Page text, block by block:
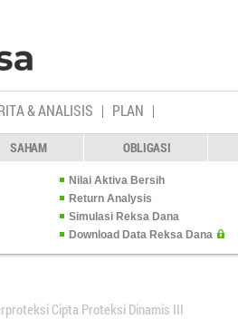
& ANALISIS PLAN
SAHAM OBLIGASI
Nilai Aktiva Bersih
Return Analysis
Simulasi Reksa Dana
Download Data Reksa Dana
Cipta Proteksi Dinamis III